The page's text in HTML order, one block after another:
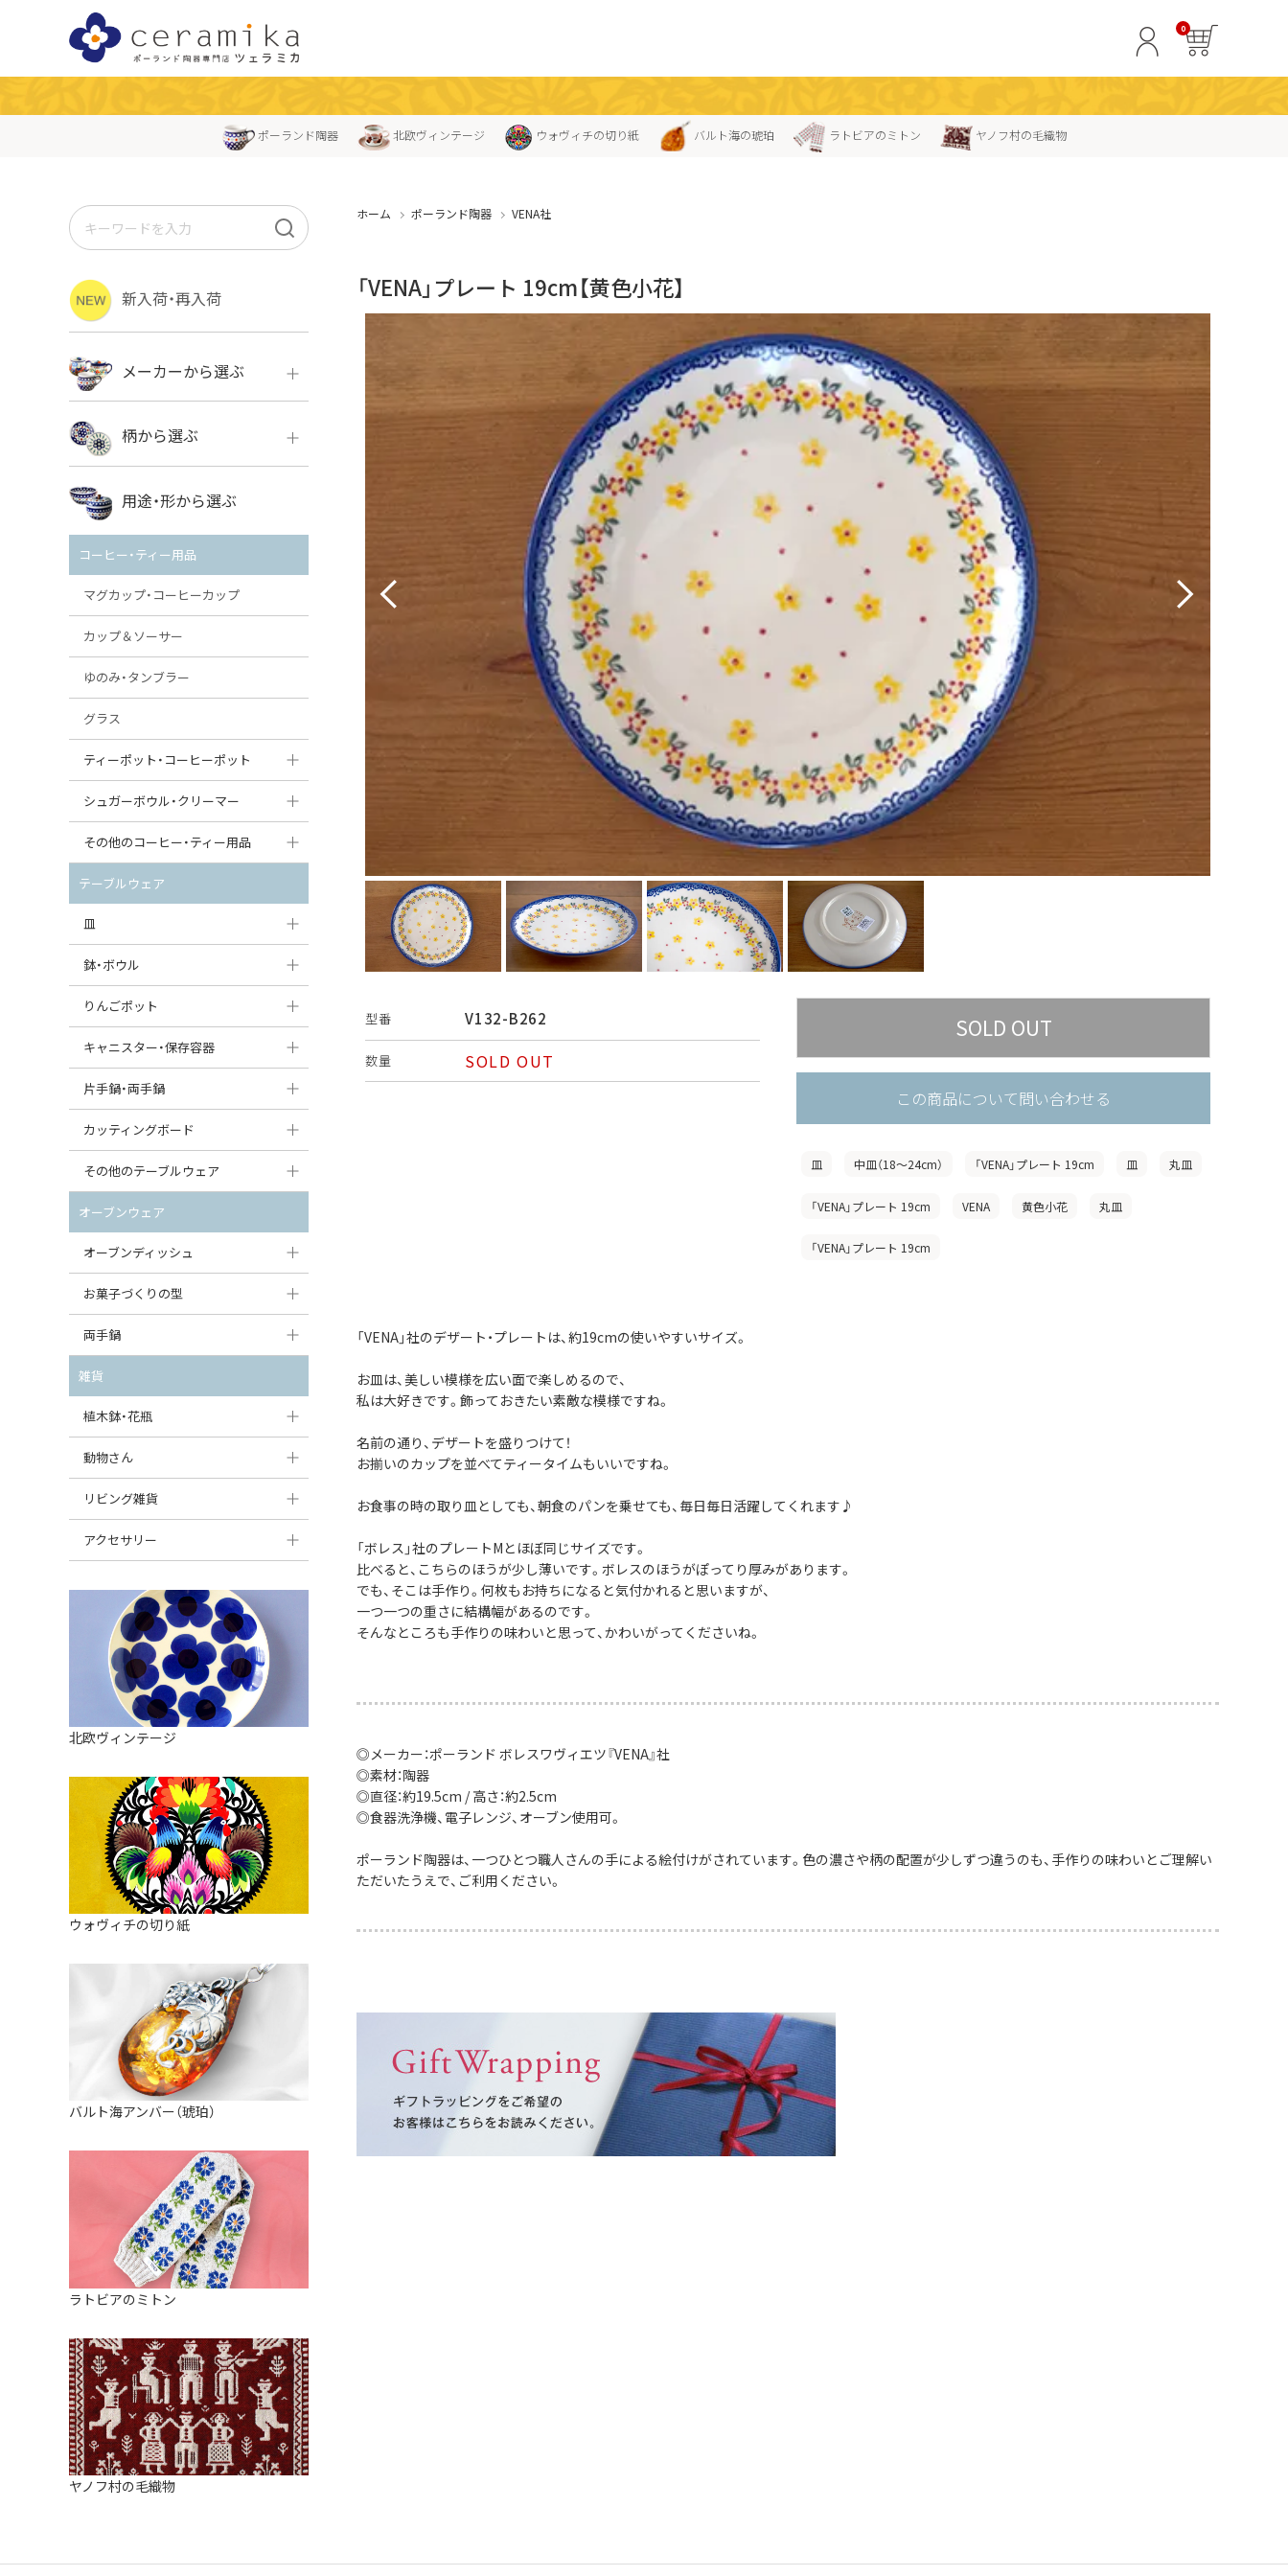
0
ポーランド陶器 北欧ヴィンテージ ウォヴィチの切り紙 バルト海の琥珀 ラトビアのミトン ヤノフ村の毛織物
ホーム ポーランド陶器 VENA社
「VENA」プレート 19cm【黄色小花】
型番 V132-B262
数量
SOLD OUT
この商品について問い合わせる
皿 中皿（18〜24cm） 「VENA」プレート 19cm 皿 丸皿
「VENA」プレート 19cm VENA 黄色小花 丸皿
「VENA」プレート 19cm
「VENA」社のデザート・プレートは、約19cmの使いやすいサイズ。
お皿は、美しい模様を広い面で楽しめるので、
私は大好きです。飾っておきたい素敵な模様ですね。
名前の通り、デザートを盛りつけて！
お揃いのカップを並べてティータイムもいいですね。
お食事の時の取り皿としても、朝食のパンを乗せても、毎日毎日活躍してくれます♪
「ボレス」社のプレートMとほぼ同じサイズです。
比べると、こちらのほうが少し薄いです。ボレスのほうがぽってり厚みがあります。
でも、そこは手作り。何枚もお持ちになると気付かれると思いますが、
一つ一つの重さに結構幅があるのです。
そんなところも手作りの味わいと思って、かわいがってくださいね。
◎メーカー：ポーランド ボレスワヴィエツ『VENA』社
◎素材：陶器
◎直径：約19.5cm / 高さ：約2.5cm
◎食器洗浄機、電子レンジ、オーブン使用可。
ポーランド陶器は、一つひとつ職人さんの手による絵付けがされています。色の濃さや柄の配置が少しずつ違うのも、手作りの味わいとご理解い
ただいたうえで、ご利用ください。
新入荷・再入荷
メーカーから選ぶ
ボレス
VENA
ミレナ
柄から選ぶ
ボレス
用途・形から選ぶ
コーヒー・ティー用品
マグカップ・コーヒーカップ
カップ＆ソーサー
ゆのみ・タンブラー
グラス
ティーポット・コーヒーポット
ティーポット
コーヒーポット
シュガーボウル・クリーマー
シュガーボウル
クリーマー
その他のコーヒー・ティー用品
ポットウォーマー
ピッチャー
コーヒードリッパー
すべて見る
テーブルウェア
皿
大皿（24cm〜）
中皿（18〜24cm）
丸皿
スープ皿
ダルマプレート
たまご型プレート
ハート型プレート
変形プレート
分割ディッシュ
すべて見る
鉢・ボウル
大鉢（21cm〜）
中鉢（16〜21cm）
丸鉢・どんぶり・ボウル
茶碗
オーバルボウル
ハートボウル
葉っぱ型ボウル
りんご型ボウル
いちご型ボウル
星型ボウル
スープカップ
そば猪口・フリーカップ
ココット
薬味入れ
ミキシングボウル
すべて見る
りんごポット
りんごポット
りんごポット小
キャニスター・保存容器
キャニスター
つぼ
ガーリックポット
オニオンキャニスター
ガーリックキャニスター
チーズケース
バターディッシュ
六角形ポット
ボトル
すべて見る
片手鍋・両手鍋
ソースパン（片手鍋）
スープチュリーン
カッティングボード
角型カッティングボード
丸型カッティングボード
すべて見る
その他のテーブルウェア
調味料入れ
グレイヴィーボート
エッグカップ
ケーキスタンド
カトラリー
はしおき・カトラリーレスト
オーブンウェア
オーブンディッシュ
大型（24cm〜）
中型（18〜24cm）
スクエアオーブンディッシュ
オーバルオーブンディッシュ
すべて見る
お菓子づくりの型
パウンド型
マフィン型
すべて見る
両手鍋
チュリーン
キャセロール
すべて見る
雑貨
植木鉢・花瓶
植木鉢
花瓶
動物さん
フィギュア・置物
貯金箱
オーナメント
クリーマー
リビング雑貨
スツール
バス・洗面用品
家具小物
小物入れ
アロマポット
バスケット
装飾用タイル・プレート
ミニチュア
天使さま
カードスタンド
マグネット
すべて見る
アクセサリー
ペンダントトップ
すべて見る
北欧ヴィンテージ
ウォヴィチの切り紙
バルト海アンバー（琥珀）
ラトビアのミトン
ヤノフ村の毛織物